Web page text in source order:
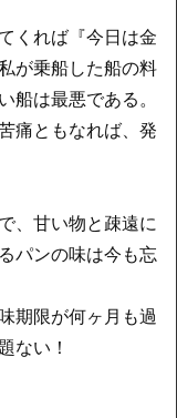
くれば『今日は金
が乗船した船の料
は最悪である。
痛ともなれば、発
、甘い物と疎遠に
パンの味は今も忘
期限が何ヶ月も過
ない！